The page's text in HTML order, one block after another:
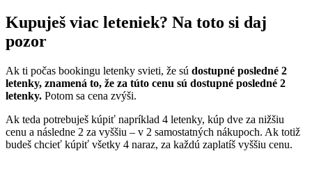
Kupuješ viac leteniek? Na toto si daj
pozor
Ak ti počas bookingu letenky svieti, že sú dostupné posledné 2
letenky, znamená to, že za túto cenu sú dostupné posledné 2
letenky. Potom sa cena zvýši.
Ak teda potrebuješ kúpiť napríklad 4 letenky, kúp dve za nižšiu
cenu a následne 2 za vyššiu – v 2 samostatných nákupoch. Ak totiž
budeš chcieť kúpiť všetky 4 naraz, za každú zaplatíš vyššiu cenu.